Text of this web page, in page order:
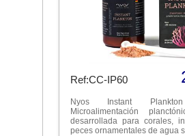
Ref:CC-IP60
Nyos Instant
Microalimentación
desarrollada para corales,
peces ornamentales de agua